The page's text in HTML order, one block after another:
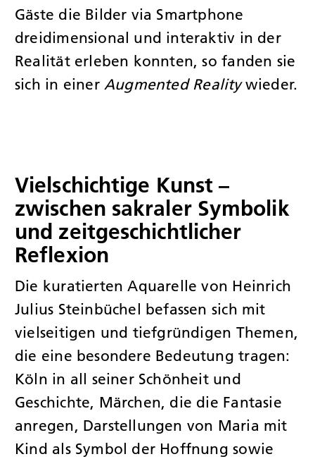
Gäste die Bilder via Smartphone
dreidimensional und interaktiv in der
Realität erleben konnten, so fanden sie
sich in einer Augmented Realitywieder.
Vielschichtige Kunst –
zwischen sakraler Symbolik
und zeitgeschichtlicher
Reflexion
Die kuratierten Aquarelle von Heinrich
Julius Steinbüchel befassen sich mit
vielseitigen und tiefgründigen Themen,
die eine besondere Bedeutung tragen:
Köln in all seiner Schönheit und
Geschichte, Märchen, die die Fantasie
anregen, Darstellungen von Maria mit
Kind als Symbol der Hoffnung sowie